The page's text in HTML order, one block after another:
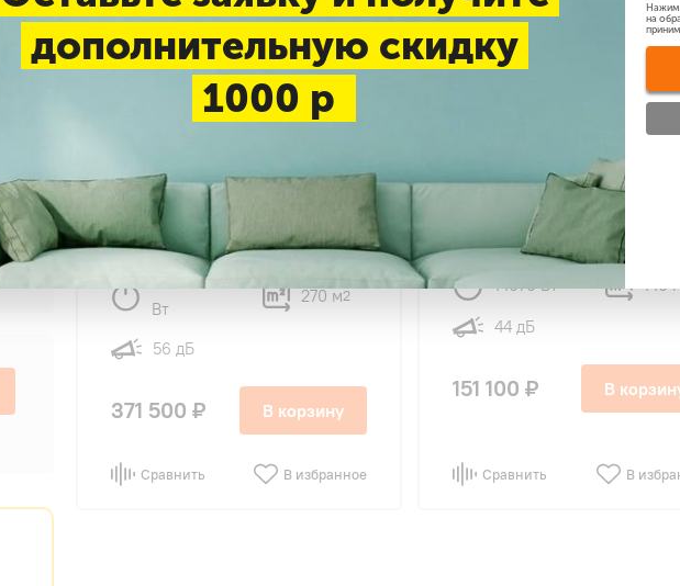
TCL TFU-90HRA/TOU-90HSA
колонный кондиционер
Вт
270 м2
56 дБ
371 500 ₽ В корзину
Сравнить В избранное
TCL TFH-48HRA/TOH-48HSA
колонный кондиционер
14070 Вт 140
44 дБ
151 100 ₽ В
Сравнить В
дополнительную скидку
1000 р
на